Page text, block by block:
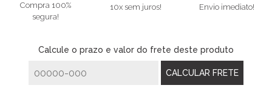
Compra 100%
segura!
10x sem juros! Envio imediato!
Calcule o prazo e valor do frete deste produto